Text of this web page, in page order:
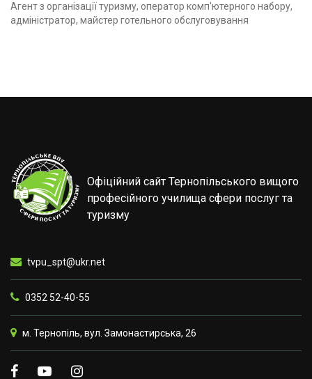
Агент з організації туризму, оператор комп'ютерного набору,
адміністратор, майстер готельного обслуговування
Офіційний сайт Тернопільського вищого
професійного училища сфери послуг та
туризму
tvpu_spt@ukr.net
0352 52-40-55
м. Тернопіль, вул. Замонастирська, 26